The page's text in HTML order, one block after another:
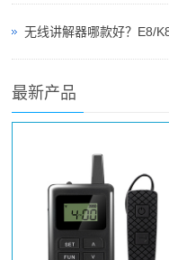
最新产品